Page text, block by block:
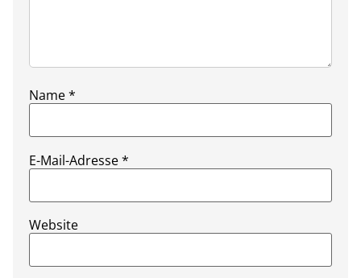
Name*
E-Mail-Adresse*
Website